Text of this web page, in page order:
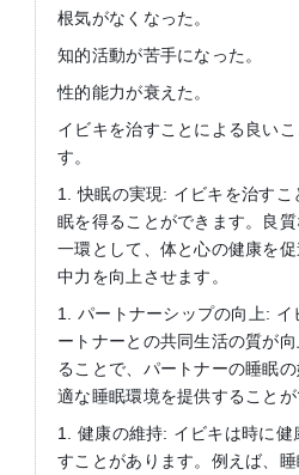
根気がなくなった。
知的活動が苦手になった。
性的能力が衰えた。
イビキを治すことによる良い
す。
1. 快眠の実現: イビキを治すこ
眠を得ることができます。良
一環として、体と心の健康を
中力を向上させます。
1. パートナーシップの向上: イ
ートナーとの共同生活の質が
ることで、パートナーの睡眠
適な睡眠環境を提供することが
1. 健康の維持: イビキは時に健
すことがあります。例えば、